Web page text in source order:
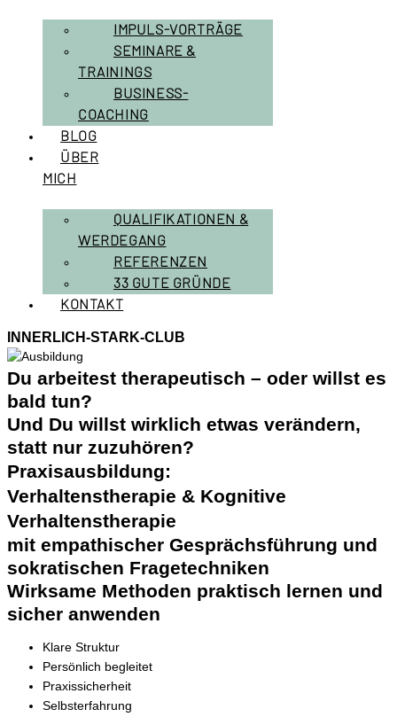
IMPULS-VORTRÄGE
SEMINARE &
TRAININGS
BUSINESS-
COACHING
BLOG
ÜBER
MICH
QUALIFIKATIONEN &
WERDEGANG
REFERENZEN
33 GUTE GRÜNDE
KONTAKT
INNERLICH-STARK-CLUB
Du arbeitest therapeutisch – oder willst es
bald tun?
Und Du willst wirklich etwas verändern,
statt nur zuzuhören?
Praxisausbildung:
Verhaltenstherapie & Kognitive
Verhaltenstherapie
mit empathischer Gesprächsführung und
sokratischen Fragetechniken
Wirksame Methoden praktisch lernen und
sicher anwenden
Klare Struktur
Persönlich begleitet
Praxissicherheit
Selbsterfahrung